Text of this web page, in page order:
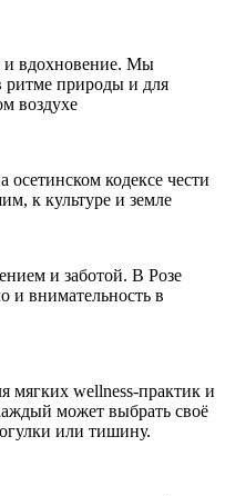
вдохновение. Мы
ритме природы и для
воздухе
кодексе чести
к культуре и земле
и заботой. В Розе
и внимательность в
мягких wellness-практик и
может выбрать своё
или тишину.